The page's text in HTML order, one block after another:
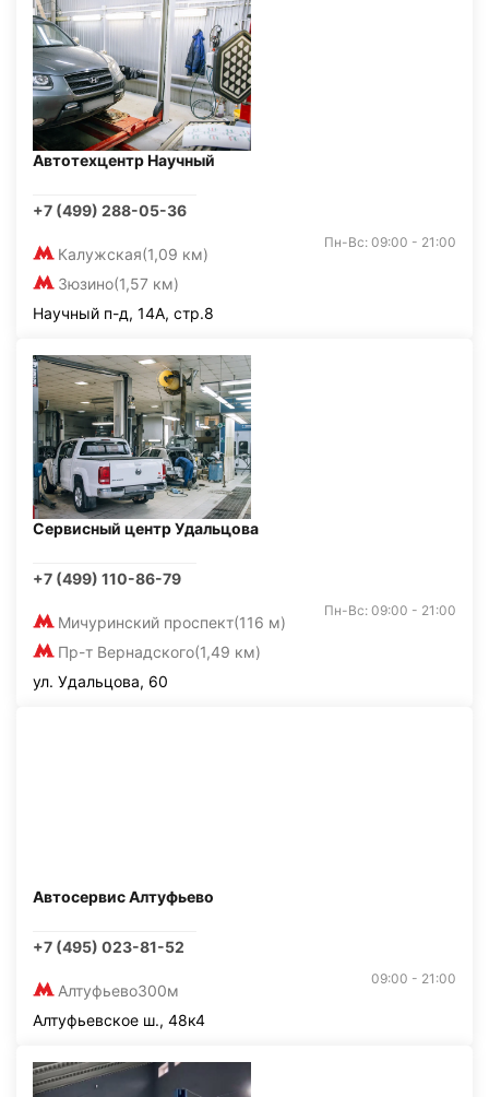
Автотехцентр Научный
+7 (499) 288-05-36
Калужская(1,09 км)
Зюзино(1,57 км)
Пн-Вс: 09:00 - 21:00
Научный п-д, 14А, стр.8
Сервисный центр Удальцова
+7 (499) 110-86-79
Мичуринский проспект(116 м)
Пр-т Вернадского(1,49 км)
Пн-Вс: 09:00 - 21:00
ул. Удальцова, 60
Автосервис Алтуфьево
+7 (495) 023-81-52
Алтуфьево300м
09:00 - 21:00
Алтуфьевское ш., 48к4